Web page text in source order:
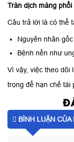
Tràn dịch màng
Câu trả lời là có thể
Nguyên nhân
Bệnh nền như
Vì vậy, việc theo dõi
trọng để hạn chế tái
BÌNH LUẬN CỦA